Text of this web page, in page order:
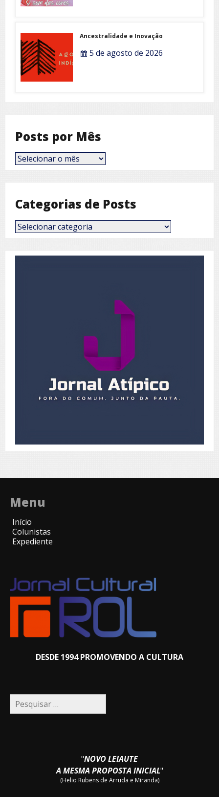
Ancestralidade e Inovação
5 de agosto de 2026
Posts por Mês
Posts
por
Categorias de Posts
Categorias
de
Menu
Início
Colunistas
Expediente
DESDE 1994 PROMOVENDO A CULTURA
Pesquisar
por:
"NOVO LEIAUTE
A MESMA PROPOSTA INICIAL"
(Helio Rubens de Arruda e Miranda)